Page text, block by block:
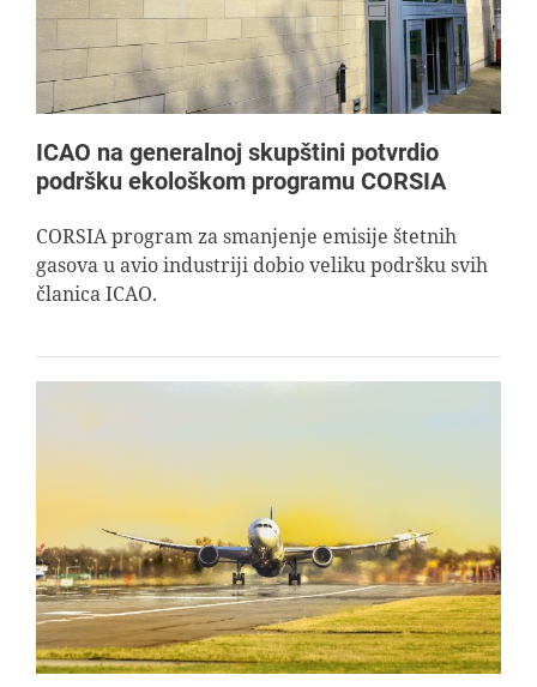
ICAO na generalnoj skupštini potvrdio
podršku ekološkom programu CORSIA
CORSIA program za smanjenje emisije štetnih
gasova u avio industriji dobio veliku podršku svih
članica ICAO.